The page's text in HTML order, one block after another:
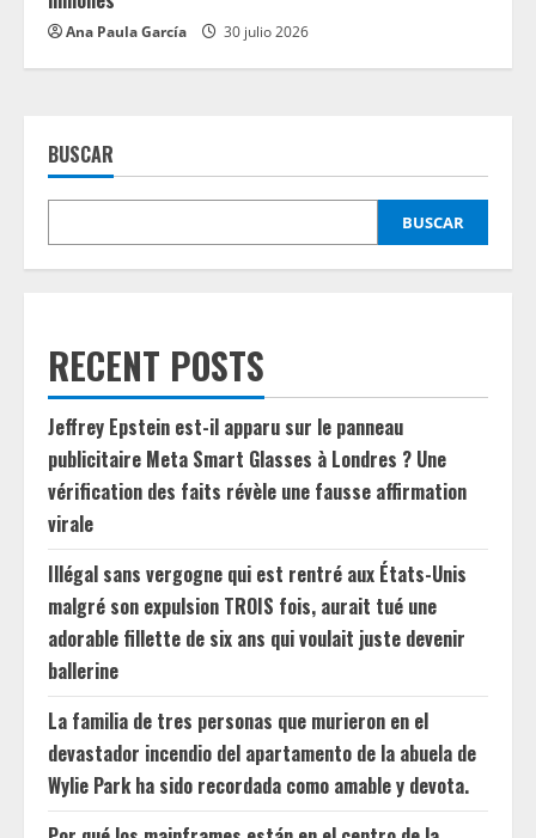
Ana Paula García 30 julio 2026
BUSCAR
BUSCAR
RECENT POSTS
Jeffrey Epstein est-il apparu sur le panneau
publicitaire Meta Smart Glasses à Londres ? Une
vérification des faits révèle une fausse affirmation
virale
Illégal sans vergogne qui est rentré aux États-Unis
malgré son expulsion TROIS fois, aurait tué une
adorable fillette de six ans qui voulait juste devenir
ballerine
La familia de tres personas que murieron en el
devastador incendio del apartamento de la abuela de
Wylie Park ha sido recordada como amable y devota.